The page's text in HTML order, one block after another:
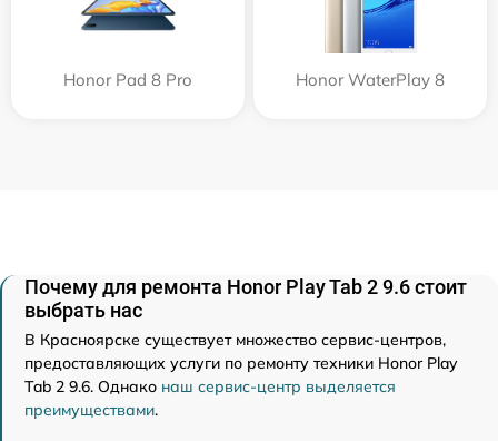
Honor Pad 8 Pro Honor WaterPlay 8
Почему для ремонта Honor Play Tab 2 9.6 стоит
выбрать нас
В Красноярске существует множество сервис-центров,
предоставляющих услуги по ремонту техники Honor Play
Tab 2 9.6. Однако наш сервис-центр выделяется
преимуществами.